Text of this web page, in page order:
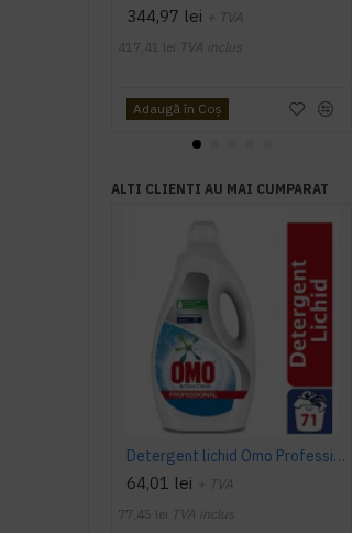
344,97 lei + TVA
417,41 lei TVA inclus
Adaugă în Coş
ALTI CLIENTI AU MAI CUMPARAT
Detergent lichid Omo Professional, Active Clean, 5L
64,01 lei + TVA
77,45 lei TVA inclus